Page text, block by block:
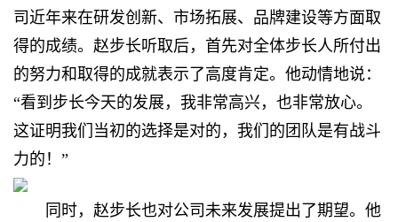
司近年来在研发创新、市场拓展、品牌建设等方面取
得的成绩。赵步长听取后，首先对全体步长人所付出
的努力和取得的成就表示了高度肯定。他动情地说：
“看到步长今天的发展，我非常高兴，也非常放心。
这证明我们当初的选择是对的，我们的团队是有战斗
力的！”
同时，赵步长也对公司未来发展提出了期望。他